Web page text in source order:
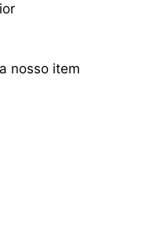
nosso item